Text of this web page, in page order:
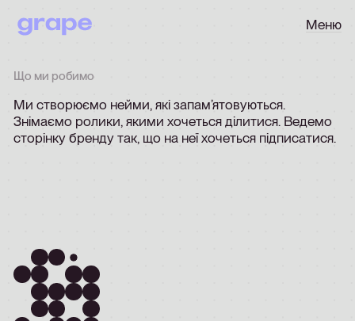
Меню
Що ми робимо
Ми створюємо нейми, які запам’ятовуються.
Знімаємо ролики, якими хочеться ділитися. Ведемо
сторінку бренду так, що на неїхочеться підписатися.